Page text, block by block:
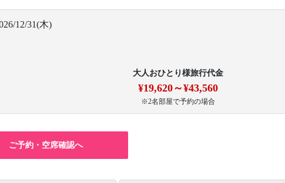
12/31(木)
大人おひとり様旅行代金
¥19,620～¥43,560
※2名部屋で予約の場合
ご予約・空席確認へ